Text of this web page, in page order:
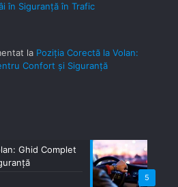
în Siguranță în Trafic
la Poziția Corectă la Volan:
Confort și Siguranță
5
Ghid Complet